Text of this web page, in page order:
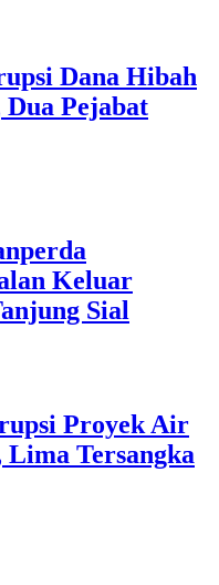
Dana Hibah
Pejabat
Keluar
Sial
Proyek Air
Tersangka